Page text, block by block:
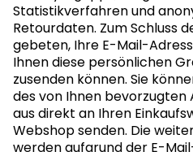
Statistikverfahren und
Retourdaten. Zum Schluss
gebeten, Ihre E-Mail-
Ihnen diese persönlichen
zusenden können. Sie
des von Ihnen bevorzugten
aus direkt an Ihren
Webshop senden. Die
werden aufgrund der E-